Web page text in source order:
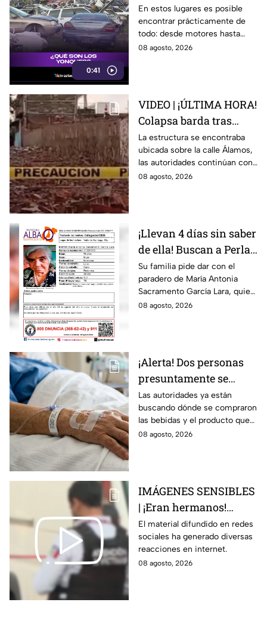
0:41
lugar ideal para los
automovilistas
En estos lugares es posible
encontrar prácticamente de
todo: desde motores hasta
transmisores.
08 agosto, 2026
VIDEO | ¡ÚLTIMA HORA!
Colapsa barda tras
intensa lluvia en León;
¿hay personas
lesionadas?
La estructura se encontraba
ubicada sobre la calle Álamos,
las autoridades continúan con
las investigaciones.
08 agosto, 2026
¡Llevan 4 días sin saber
de ella! Buscan a Perla
Alejandra Martín del
Campo Medina,
desaparecida en
Guanajuato
Su familia pide dar con el
paradero de María Antonia
Sacramento García Lara, quien
fue vista por última vez el 4 de
08 agosto, 2026
¡Alerta! Dos personas
presuntamente se
encuentran delicadas
por ingerir bebidas
alcohólicas
adulteradas en Celaya:
Las autoridades ya están
buscando dónde se compraron
las bebidas y el producto que
causó la intoxicación.
08 agosto, 2026
IMÁGENES SENSIBLES
| ¡Eran hermanos!
Captan brut4l agresión
contra un hombre que
perdió la vid4
El material difundido en redes
sociales ha generado diversas
reacciones en internet.
08 agosto, 2026